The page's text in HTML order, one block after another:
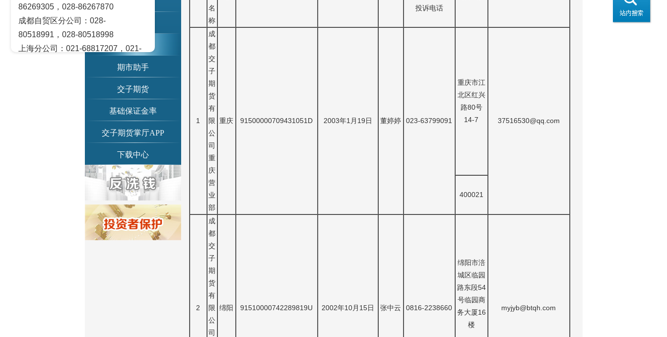
信息公示
期市助手
交子期货
基础保证金率
交子期货掌厅APP
下载中心
名
称
投诉电话
1
成
都
交
子
期
货
有
限
公
司
重
庆
营
业
部
重庆 91500000709431051D 2003年1月19日 董婷婷 023-63799091
重庆市江
北区红兴
路80号
14-7
37516530@qq.com
400021
2
成
都
交
子
期
货
有
限
公
司
绵阳 91510000742289819U 2002年10月15日 张中云 0816-2238660
绵阳市涪
城区临园
路东段54
号临园商
务大厦16
楼
myjyb@btqh.com
86269305，028-86267870
成都自贸区分公司：028-
80518991，028-80518998
上海分公司：021-68817207，021-
北京营业部：010-65005128
广州营业部：020-28129909，020-
天津营业部：022-58812601，022-
绵阳营业部：0816-2238660，0816-
济南分公司：0531-86123236，
重庆营业部：023-63799091，023-